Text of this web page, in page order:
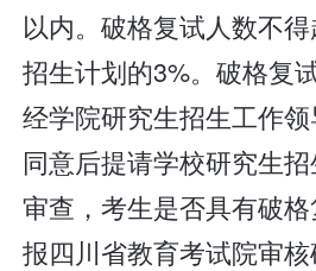
以内。破格复试人数不
招生计划的3%。破格复
经学院研究生招生工作
同意后提请学校研究生
审查，考生是否具有破
报四川省教育考试院审核